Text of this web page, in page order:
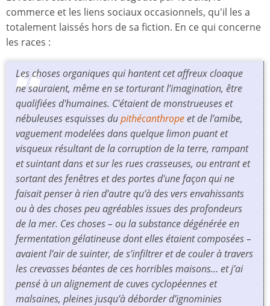
commerce et les liens sociaux occasionnels, qu'il les a
totalement laissés hors de sa fiction. En ce qui concerne
les races :
Les choses organiques qui hantent cet affreux cloaque
ne sauraient, même en se torturant l’imagination, être
qualifiées d'humaines. C'étaient de monstrueuses et
nébuleuses esquisses dupithécanthropeet de l’amibe,
vaguement modelées dans quelque limon puant et
visqueux résultant de la corruption de la terre, rampant
et suintant dans et sur les rues crasseuses, ou entrant et
sortant des fenêtres et des portes d'une façon qui ne
faisait penser à rien d’autre qu’à des vers envahissants
ou à des choses peu agréables issues des profondeurs
de la mer. Ces choses – ou la substance dégénérée en
fermentation gélatineuse dont elles étaient composées –
avaient l’air de suinter, de s’infiltrer et de couler à travers
les crevasses béantes de ces horribles maisons… et j’ai
pensé à un alignement de cuves cyclopéennes et
malsaines, pleines jusqu’à déborder d’ignominies